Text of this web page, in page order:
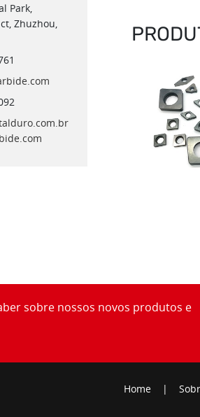
Park,
Zhuzhou,
sobre nossos novos produtos e
Home |